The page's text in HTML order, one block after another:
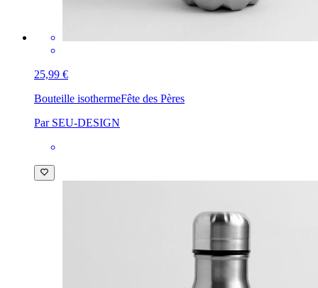
25,99 €
Bouteille isothermeFête des Pères
Par SEU-DESIGN